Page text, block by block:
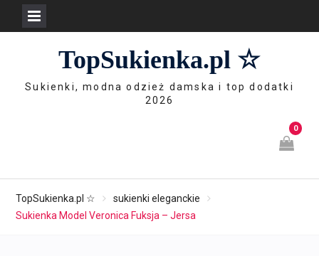
TopSukienka.pl ☆
Sukienki, modna odzież damska i top dodatki
2026
0
TopSukienka.pl ☆
sukienki eleganckie
Sukienka Model Veronica Fuksja – Jersa